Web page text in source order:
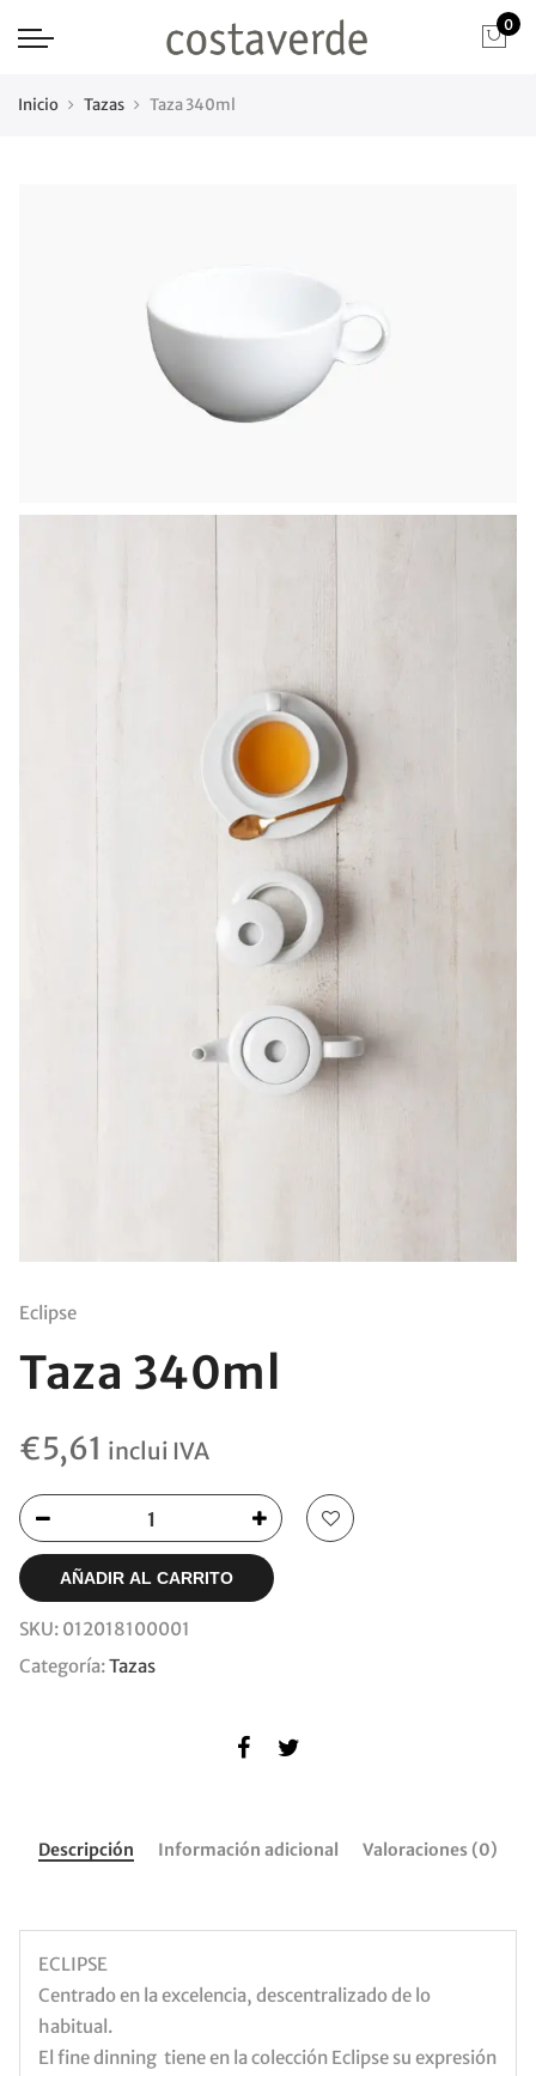
0
Inicio Tazas Taza 340ml
Eclipse
Taza 340ml
€5,61 inclui IVA
AÑADIR AL CARRITO
SKU: 012018100001
Categoría:Tazas
Descripción Información adicional Valoraciones (0)
ECLIPSE
Centrado en la excelencia, descentralizado de lo
habitual.
El fine dinning tiene en la colección Eclipse su expresión